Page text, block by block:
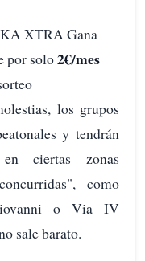
XTRA Gana
por solo2€/mes
los grupos
y tendrán
ciertas zonas
como
o Via IV
sale barato.